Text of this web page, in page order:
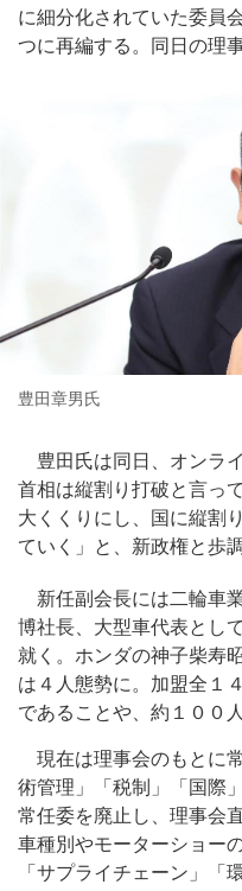
に細分化されていた委員
つに再編する。同日の理
豊田章男氏
豊田氏は同日、オンラ
首相は縦割り打破と言っ
大くくりにし、国に縦割
ていく」と、新政権と歩
新任副会長には二輪車
博社長、大型車代表とし
就く。ホンダの神子柴寿
は４人態勢に。加盟全１
であることや、約１００
現在は理事会のもとに
術管理」「税制」「国際
常任委を廃止し、理事会
車種別やモーターショー
「サプライチェーン」「